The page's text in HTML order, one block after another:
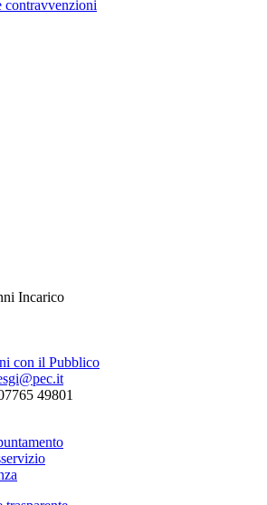
contravvenzioni
Incarico
con il Pubblico
49801